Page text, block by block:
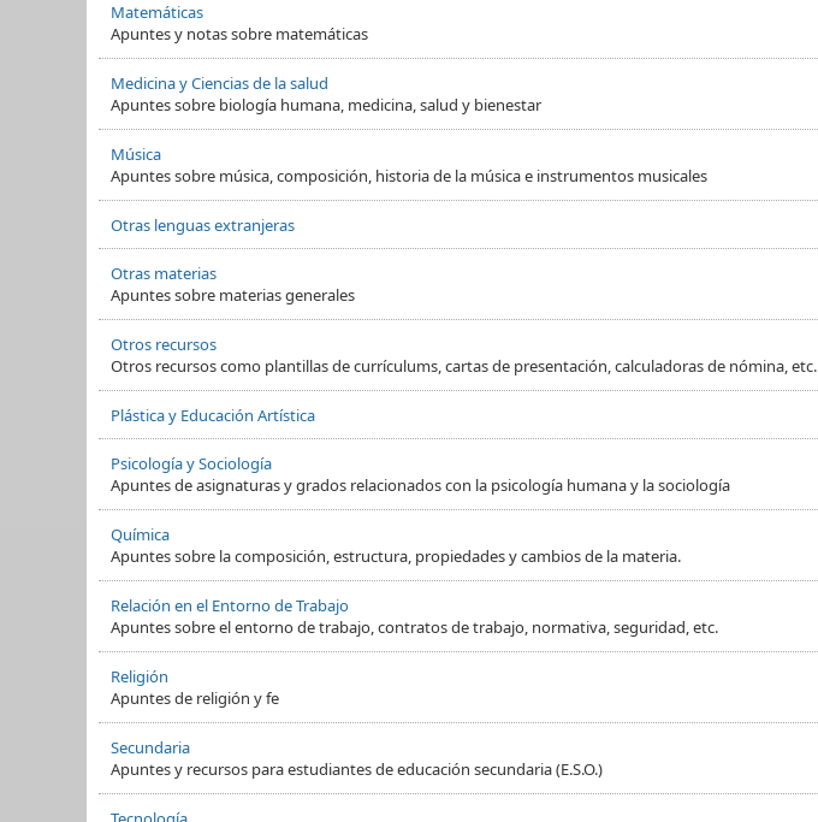
Matemáticas
Apuntes y notas sobre matemáticas
Medicina y Ciencias de la salud
Apuntes sobre biología humana, medicina, salud y bienestar
Música
Apuntes sobre música, composición, historia de la música e instrumentos musicales
Otras lenguas extranjeras
Otras materias
Apuntes sobre materias generales
Otros recursos
Otros recursos como plantillas de currículums, cartas de presentación, calculadoras de nómina, etc.
Plástica y Educación Artística
Psicología y Sociología
Apuntes de asignaturas y grados relacionados con la psicología humana y la sociología
Química
Apuntes sobre la composición, estructura, propiedades y cambios de la materia.
Relación en el Entorno de Trabajo
Apuntes sobre el entorno de trabajo, contratos de trabajo, normativa, seguridad, etc.
Religión
Apuntes de religión y fe
Secundaria
Apuntes y recursos para estudiantes de educación secundaria (E.S.O.)